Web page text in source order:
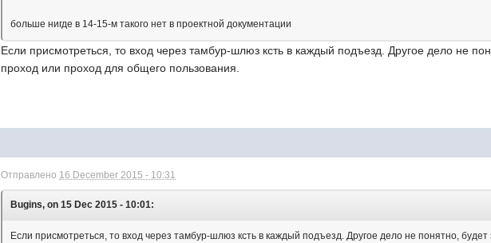
больше нигде в 14-15-м такого нет в проектной документации
Если присмотреться, то вход через тамбур-шлюз ксть в каждый подъезд. Другое дело не
проход или проход для общего пользования.
Отправлено 16 December 2015 - 10:31
Bugins, on 15 Dec 2015 - 10:01:
Если присмотреться, то вход через тамбур-шлюз ксть в каждый подъезд. Другое дело не понятно,